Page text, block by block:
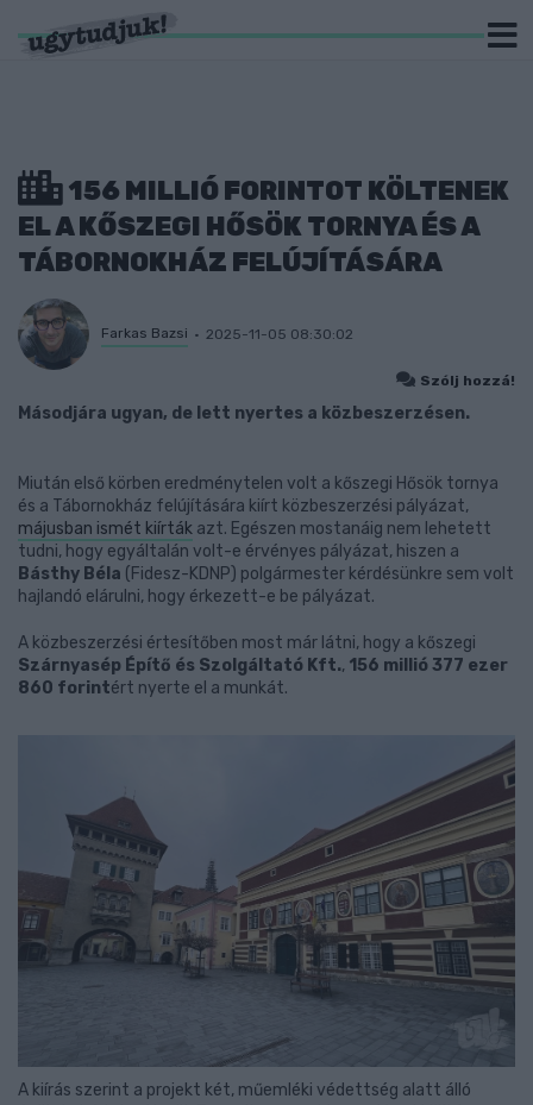
156 MILLIÓ FORINTOT KÖLTENEK
EL A KŐSZEGI HŐSÖK TORNYA ÉS A
TÁBORNOKHÁZ FELÚJÍTÁSÁRA
Farkas Bazsi 2025-11-05 08:30:02
Szólj hozzá!
Másodjára ugyan, de lett nyertes a közbeszerzésen.
Miután első körben eredménytelen volt a kőszegi Hősök tornya
és a Tábornokház felújítására kiírt közbeszerzési pályázat,
májusban ismét kiírták azt. Egészen mostanáig nem lehetett
tudni, hogy egyáltalán volt-e érvényes pályázat, hiszen a
Básthy Béla (Fidesz-KDNP) polgármester kérdésünkre sem volt
hajlandó elárulni, hogy érkezett-e be pályázat.
A közbeszerzési értesítőben most már látni, hogy a kőszegi
Szárnyasép Építő és Szolgáltató Kft., 156 millió 377 ezer
860 forintért nyerte el a munkát.
A kiírás szerint a projekt két, műemléki védettség alatt álló